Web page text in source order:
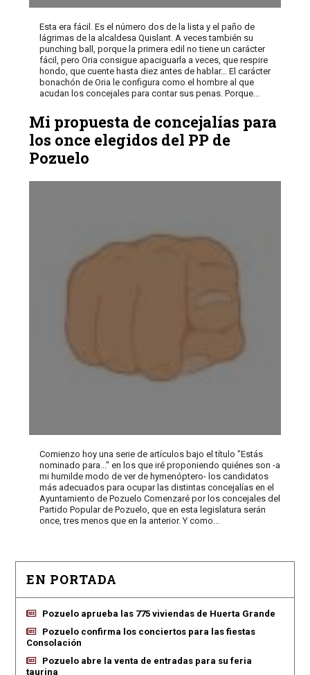
Esta era fácil. Es el número dos de la lista y el paño de
lágrimas de la alcaldesa Quislant. A veces también su
punching ball, porque la primera edil no tiene un carácter
fácil, pero Oria consigue apaciguarla a veces, que respire
hondo, que cuente hasta diez antes de hablar… El carácter
bonachón de Oria le configura como el hombre al que
acudan los concejales para contar sus penas. Porque...
Mi propuesta de concejalías para
los once elegidos del PP de
Pozuelo
Comienzo hoy una serie de artículos bajo el título "Estás
nominado para..." en los que iré proponiendo quiénes son -a
mi humilde modo de ver de hymenóptero- los candidatos
más adecuados para ocupar las distintas concejalías en el
Ayuntamiento de Pozuelo Comenzaré por los concejales del
Partido Popular de Pozuelo, que en esta legislatura serán
once, tres menos que en la anterior. Y como...
EN PORTADA
Pozuelo aprueba las 775 viviendas de Huerta Grande
Pozuelo confirma los conciertos para las fiestas
Consolación
Pozuelo abre la venta de entradas para su feria
taurina